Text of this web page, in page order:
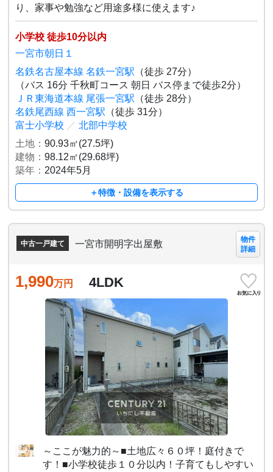
り、家事や勉強など用途多様に使えます♪
小学校 徒歩10分以内
一宮市朝日１
名鉄名古屋本線 名鉄一宮駅 （徒歩 27分）
（バス 16分 千秋町コース 朝日 バス停まで徒歩2分）
ＪＲ東海道本線 尾張一宮駅 （徒歩 28分）
名鉄尾西線 西一宮駅 （徒歩 31分）
富士小学校 ／ 北部中学校
土地：90.93㎡(27.5坪)
建物：98.12㎡(29.68坪)
築年： 2024年5月
＋特徴・設備を表示する
中古一戸建て 一宮市開明字出屋敷
物件
詳細
1,990万円 4LDK
～ここが魅力的～■土地広々６０坪！庭付きで
す！■小学校徒歩１０分以内！子育てもしやすい